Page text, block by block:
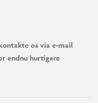
os via e-mail
endnu hurtigere